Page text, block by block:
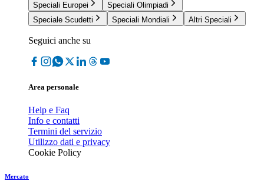
Speciali Europei
Speciali Olimpiadi
Speciale Scudetti
Speciali Mondiali Altri Speciali
Seguici anche su
Area personale
Help e Faq
Info e contatti
Termini del servizio
Utilizzo dati e privacy
Cookie Policy
Mercato